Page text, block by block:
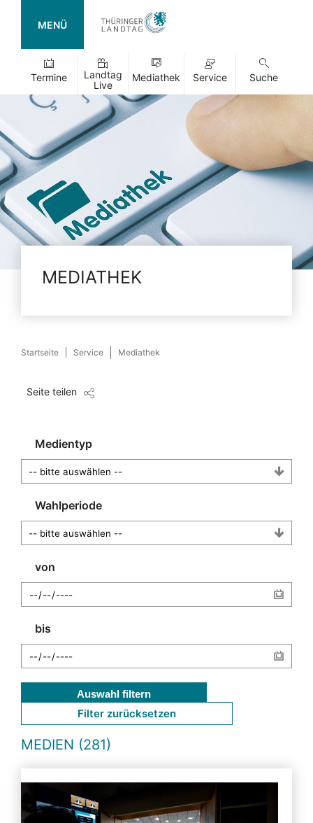
MENÜ
Termine
Landtag
Live
Mediathek Service Suche
MEDIATHEK
Startseite Service Mediathek
Seite teilen
Medientyp
Wahlperiode
von
bis
Auswahl filtern
Filter zurücksetzen
MEDIEN (281)